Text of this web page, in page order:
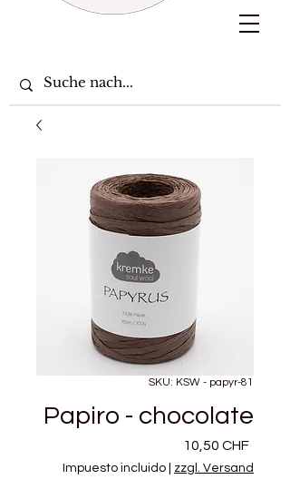
SKU: KSW - papyr-81
Papiro - chocolate
10,50 CHFPrecio
Impuesto incluido zzgl. Versand